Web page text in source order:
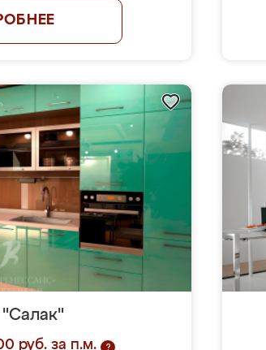
"Салак"
руб. за п.м. ?